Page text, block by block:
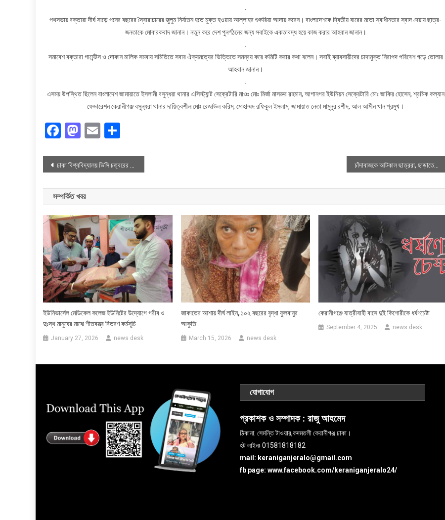
পথসভায় বক্তারা দীর্ঘ সাড়ে পনের বছরের স্বৈারাচারের জুলুম নির্যাতন হতে মুক্ত হওয়ায় আল্লাহর শুকরিয়া আদায় করেন। বাংলাদেশকে দ্বিতীয় বারের মতো স্বাধীনতার স্বাদ দেয়ায় ছাত্র-
জনতাকে মোবারকবাদ জানান। নতুন করে দেশ পুনর্গঠনের জন্য সবাইকে একতাবদ্ধ হয়ে কাজ করার আহবান জানান।
সমাবেশ বক্তারা গার্মেন্টস ও দোকান মালিক সমবায় সমিতিতে সবার ঐক্যমত্যের ভিত্তিতে সমন্বয় করে কমিটি করার কথা বলেন। সবাই ব্যাবসায়ীদের চাদামুক্ত নিরাপদ পরিবেশ গড়ে তোলার
আহবান জানান।
এসময় উপস্থিত ছিলেন বাংলাদেশ জামায়াতে ইসলামী বসুন্ধরা থানার এসিস্ট্যান্ট সেক্রেটারি মাওঃ মোঃ মির্জা মাসরুর রহমান, আগানগর ইউনিয়ন সেক্রেটারি মোঃ জাকির হোসেন, শ্রমিক কল্যান
ফেডারেশন কেরানীগঞ্জ বসুন্ধরা থানার দায়িত্বশীল মোঃ রেজাউল করিম, মোহাম্মদ রফিকুল ইসলাম, জামায়াত নেতা মামুনুর রশীদ, আল আমীন খান প্রমুখ।
Facebook
Mastodon
Email
Post
navigation
ঢাকা বিশ্ববিদ্যালয় ভিসি চত্বরের সামনে গায়েবি জানাজা পড়লেন চাঁদাবাজকে আটকাল ছাত্ররা, ছাড়াতে এসে আটক যুবদল নেতা
সম্পর্কিত খবর
ইউনিভার্সেল মেডিকেল কলেজ ইউনিটের উদ্যোগে গরীব ও
দুঃস্থ মানুষের মাঝে শীতবস্ত্র বিতরণ কর্মসূচি
January 27, 2026 news desk
জাকাতের আশায় দীর্ঘ লাইন, ১০২ বছরের বৃদ্ধা ফুলবানুর
আকুতি
March 15, 2026 news desk
কেরানীগঞ্জে যাত্রীবাহী বাসে দুই কিশোরীকে ধর্ষণচেষ্টা
September 4, 2025 news desk
যোগাযোগ
প্রকাশক ও সম্পাদক :রাজু আহমেদ
ঠিকানা: সেমন্তি টাওয়ার,কদমতলী কেরানীগঞ্জ ঢাকা।
হট লাইনঃ 01581818182
mail: keraniganjeralo@gmail.com
fb page: www.facebook.com/keraniganjeralo24/